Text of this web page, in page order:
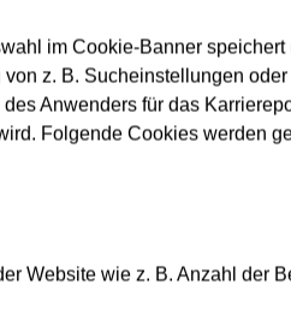
Ticket als Umweltprämie
Persongespeicherten
kann in
im Cookie-Banner
z. B. Sucheinstellungen
Anwenders für das
Folgende Cookies werden
Website wie z. B. Anzahl der